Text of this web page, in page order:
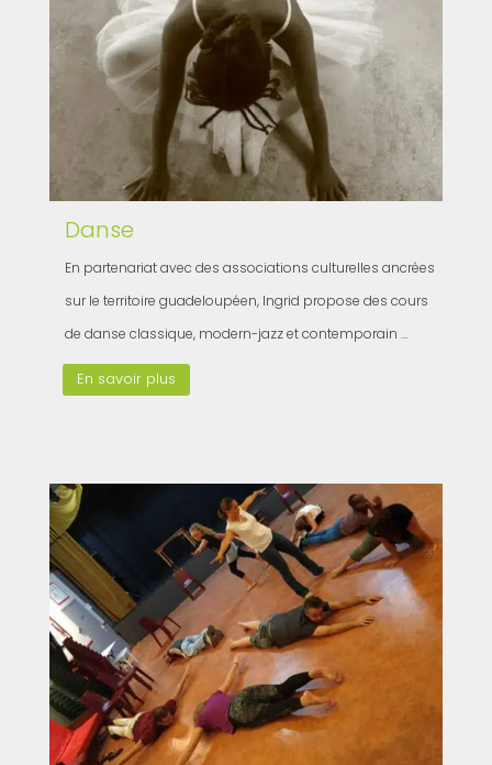
Danse
En partenariat avec des associations culturelles ancrées
sur le territoire guadeloupéen, Ingrid propose des cours
de danse classique, modern-jazz et contemporain …
En savoir plus